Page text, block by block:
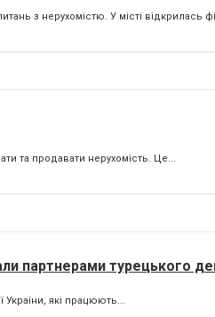
з нерухомістю. У місті відкрилась
та продавати нерухомість. Це...
партнерами турецького
України, які працюють...